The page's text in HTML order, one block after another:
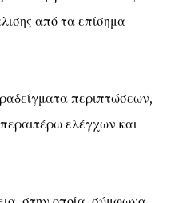
από τα επίσημα
περιπτώσεων,
ελέγχων και